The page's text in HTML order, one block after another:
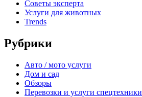
Советы эксперта
Услуги для животных
Trends
Рубрики
Авто / мото услуги
Дом и сад
Обзоры
Перевозки и услуги спецтехники